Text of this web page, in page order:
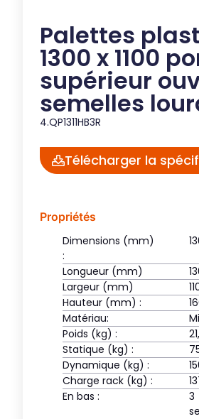
Palettes
1300 x 1100
supérieur
semelles
4.QP1311HB3R
Télécharger la
Propriétés
Dimensions (mm)
:
Longueur (mm)
Largeur (mm)
Hauteur (mm) :
Matériau:
Poids (kg) :
Statique (kg) :
Dynamique (kg) :
Charge rack (kg) :
En bas :
3